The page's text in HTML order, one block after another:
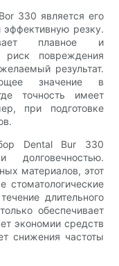
330 является его
эффективную резку.
плавное и
риск повреждения
результат.
значение в
точность имеет
при подготовке
Dental Bur 330
материалов, этот
стоматологические
длительного
обеспечивает
экономии средств
снижения частоты